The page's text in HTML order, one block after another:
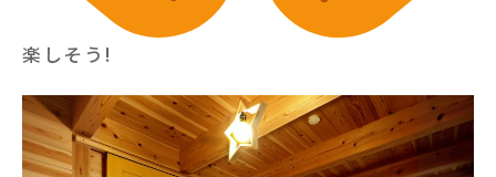
楽しそう!